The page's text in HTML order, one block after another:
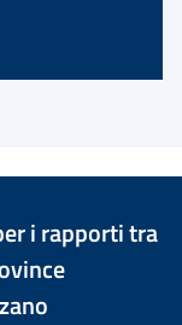
i rapporti tra